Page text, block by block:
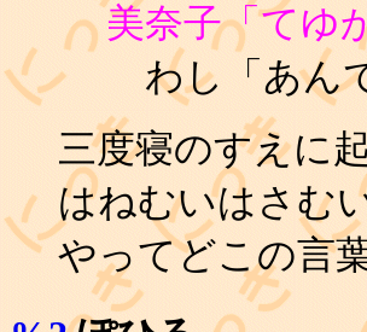
美奈子「てゆ
わし「あん
三度寝のすえに
はねむいはさむ
やってどこの言